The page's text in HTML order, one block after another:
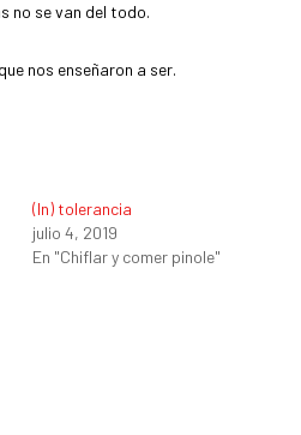
no se van del todo.
nos enseñaron a ser.
(In) tolerancia
julio 4, 2019
En "Chiflar y comer pinole"